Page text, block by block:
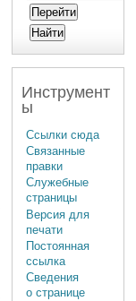
Инструмент
ы
Ссылки сюда
Связанные
правки
Служебные
страницы
Версия для
печати
Постоянная
ссылка
Сведения
о странице